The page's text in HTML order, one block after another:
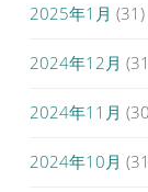
2025年1月 (31)
2024年12月
2024年11月
2024年10月